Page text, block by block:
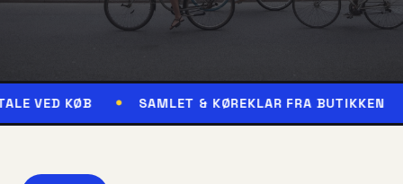
SAMLET & KØREKLAR FRA BUTIKKEN